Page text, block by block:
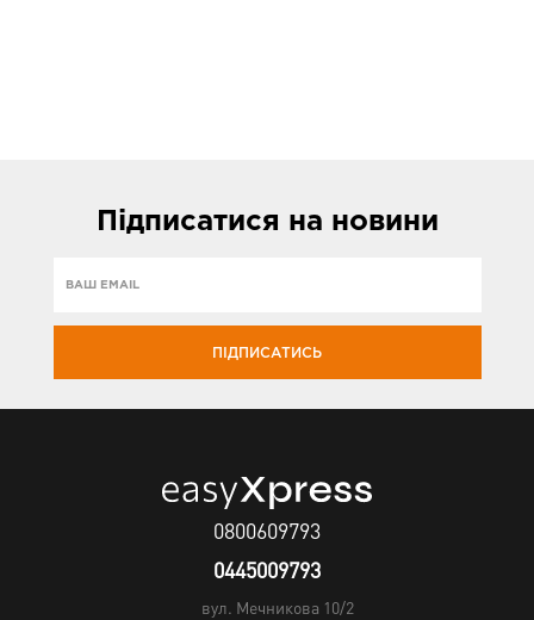
Підписатися на новини
ПІДПИСАТИСЬ
0800609793
0445009793
вул. Мечникова 10/2